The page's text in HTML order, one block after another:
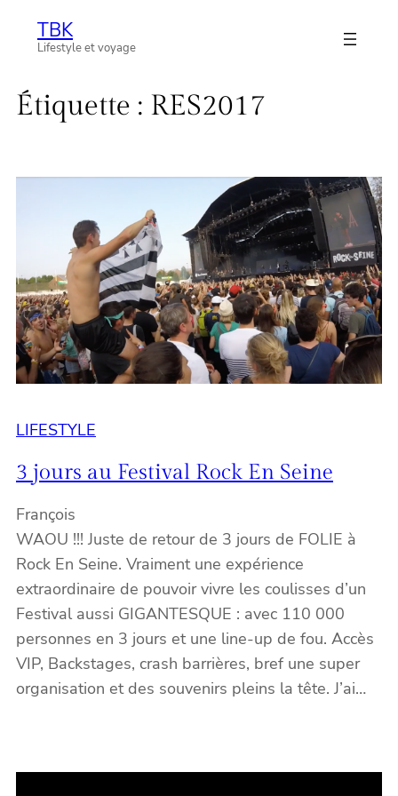
AllerTBK
Lifestyle et voyage
Étiquette : RES2017
LIFESTYLE
3 jours au Festival Rock En Seine
François
WAOU !!! Juste de retour de 3 jours de FOLIE à
Rock En Seine. Vraiment une expérience
extraordinaire de pouvoir vivre les coulisses d’un
Festival aussi GIGANTESQUE : avec 110 000
personnes en 3 jours et une line-up de fou. Accès
VIP, Backstages, crash barrières, bref une super
organisation et des souvenirs pleins la tête. J’ai…